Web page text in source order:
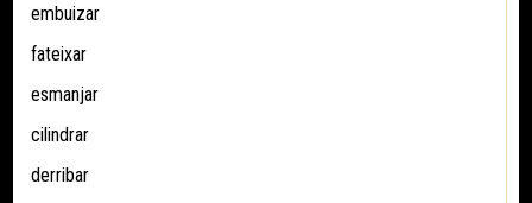
embuizar
fateixar
esmanjar
cilindrar
derribar